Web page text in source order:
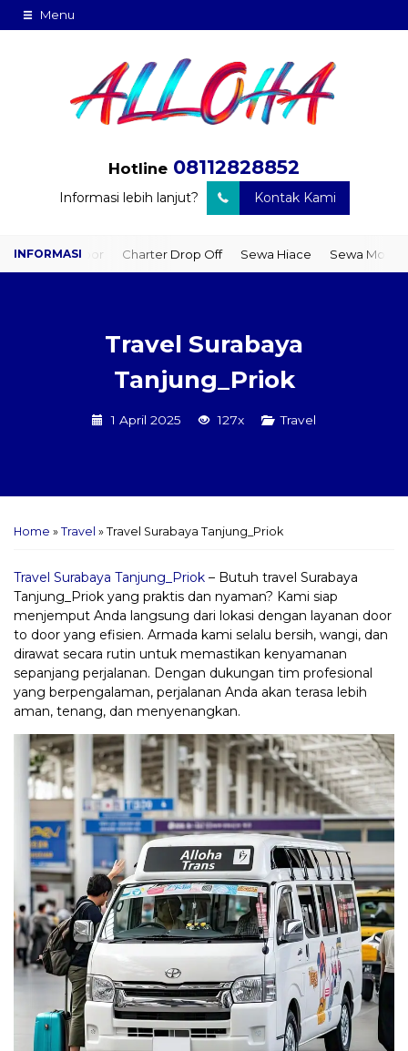
Menu
Hotline 08112828852
Informasi lebih lanjut? Kontak Kami
Door Charter Drop Off Sewa Hiace Sewa Mobil Plus Driver
Travel Surabaya
Tanjung_Priok
1 April 2025 127x Travel
Home » Travel » Travel Surabaya Tanjung_Priok
Travel Surabaya Tanjung_Priok – Butuh travel Surabaya
Tanjung_Priok yang praktis dan nyaman? Kami siap
menjemput Anda langsung dari lokasi dengan layanan door
to door yang efisien. Armada kami selalu bersih, wangi, dan
dirawat secara rutin untuk memastikan kenyamanan
sepanjang perjalanan. Dengan dukungan tim profesional
yang berpengalaman, perjalanan Anda akan terasa lebih
aman, tenang, dan menyenangkan.